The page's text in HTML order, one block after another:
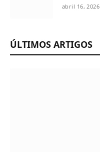
abril 16, 2026
ÚLTIMOS ARTIGOS